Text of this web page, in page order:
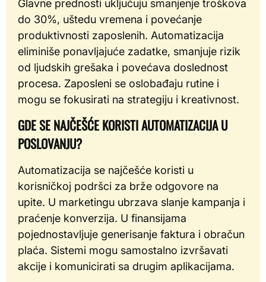
Glavne prednosti uključuju smanjenje troškova
do 30%, uštedu vremena i povećanje
produktivnosti zaposlenih. Automatizacija
eliminiše ponavljajuće zadatke, smanjuje rizik
od ljudskih grešaka i povećava doslednost
procesa. Zaposleni se oslobađaju rutine i
mogu se fokusirati na strategiju i kreativnost.
GDE SE NAJČEŠĆE KORISTI AUTOMATIZACIJA U
POSLOVANJU?
Automatizacija se najčešće koristi u
korisničkoj podršci za brže odgovore na
upite. U marketingu ubrzava slanje kampanja i
praćenje konverzija. U finansijama
pojednostavljuje generisanje faktura i obračun
plaća. Sistemi mogu samostalno izvršavati
akcije i komunicirati sa drugim aplikacijama.